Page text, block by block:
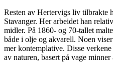
Resten av Hertervigs liv tilbrakte
Stavanger. Her arbeidet han
midler. På 1860- og 70-tallet
både i olje og akvarell. Noen
mer kontemplative. Disse
av naturen, basert på vage